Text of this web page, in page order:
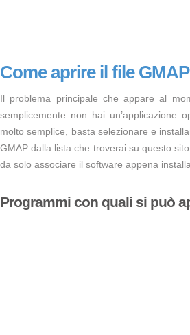
Come aprire il file
Il problema principale che appare al
semplicemente non hai un’applicazione
molto semplice, basta selezionare e
GMAP dalla lista che troverai su questo
da solo associare il software appena
Programmi con quali si può